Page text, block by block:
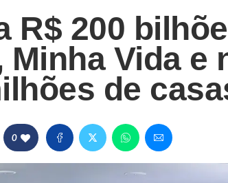
R$ 200
Minha Vida e
de
0